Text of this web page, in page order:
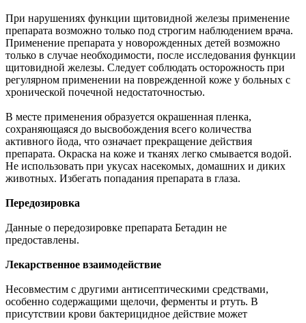
При нарушениях функции щитовидной железы применение
препарата возможно только под строгим наблюдением врача.
Применение препарата у новорожденных детей возможно
только в случае необходимости, после исследования функции
щитовидной железы. Следует соблюдать осторожность при
регулярном применении на поврежденной коже у больных с
хронической почечной недостаточностью.
В месте применения образуется окрашенная пленка,
сохраняющаяся до высвобождения всего количества
активного йода, что означает прекращение действия
препарата. Окраска на коже и тканях легко смывается водой.
Не использовать при укусах насекомых, домашних и диких
животных. Избегать попадания препарата в глаза.
Передозировка
Данные о передозировке препарата Бетадин не
предоставлены.
Лекарственное взаимодействие
Несовместим с другими антисептическими средствами,
особенно содержащими щелочи, ферменты и ртуть. В
присутствии крови бактерицидное действие может